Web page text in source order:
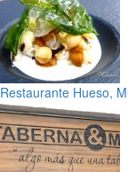
Restaurante Hueso,